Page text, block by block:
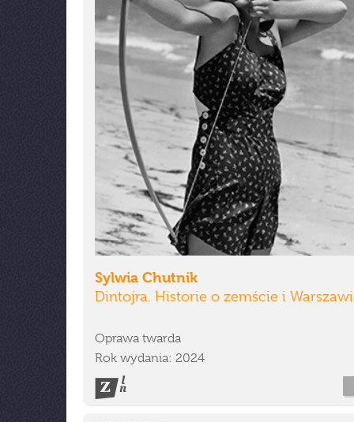
Sylwia Chutnik
Dintojra. Historie o zemście i
Oprawa twarda
Rok wydania: 2024